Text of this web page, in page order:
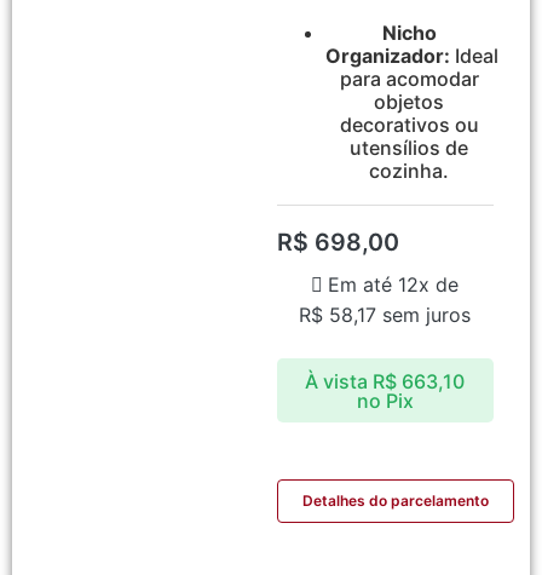
Nicho
Organizador: Ideal
para acomodar
objetos
decorativos ou
utensílios de
cozinha.
R$ 698,00
Em até 12x de
R$ 58,17 sem juros
À vista R$ 663,10
no Pix
Detalhes do parcelamento